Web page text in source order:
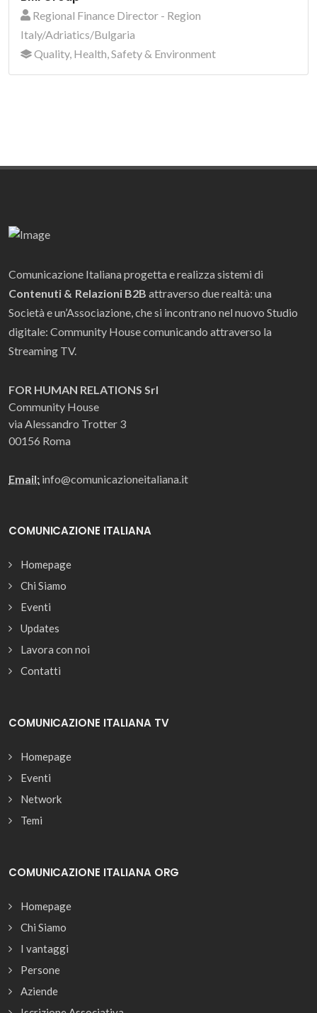
Regional Finance Director - Region
Italy/Adriatics/Bulgaria
Quality, Health, Safety & Environment
Comunicazione Italiana progetta e realizza sistemi di
Contenuti & Relazioni B2B attraverso due realtà: una
Società e un’Associazione, che si incontrano nel nuovo Studio
digitale: Community House comunicando attraverso la
Streaming TV.
FOR HUMAN RELATIONS Srl
Community House
via Alessandro Trotter 3
00156 Roma
Email: info@comunicazioneitaliana.it
COMUNICAZIONE ITALIANA
Homepage
Chi Siamo
Eventi
Updates
Lavora con noi
Contatti
COMUNICAZIONE ITALIANA TV
Homepage
Eventi
Network
Temi
COMUNICAZIONE ITALIANA ORG
Homepage
Chi Siamo
I vantaggi
Persone
Aziende